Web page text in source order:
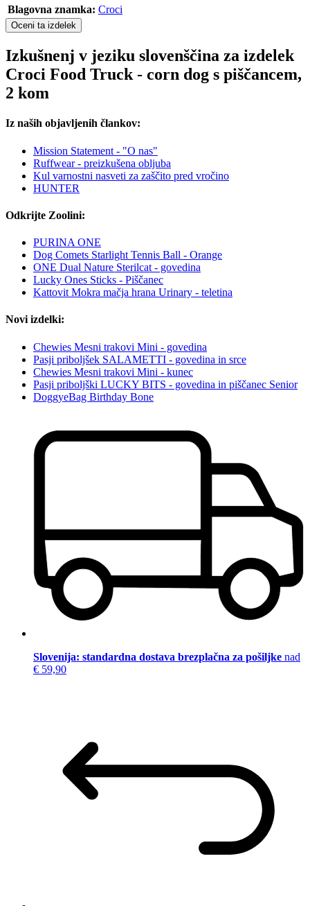
Blagovna znamka: Croci
Oceni ta izdelek
Izkušnenj v jeziku slovenščina za izdelek
Croci Food Truck - corn dog s piščancem,
2 kom
Iz naših objavljenih člankov:
Mission Statement - "O nas"
Ruffwear - preizkušena obljuba
Kul varnostni nasveti za zaščito pred vročino
HUNTER
Odkrijte Zoolini:
PURINA ONE
Dog Comets Starlight Tennis Ball - Orange
ONE Dual Nature Sterilcat - govedina
Lucky Ones Sticks - Piščanec
Kattovit Mokra mačja hrana Urinary - teletina
Novi izdelki:
Chewies Mesni trakovi Mini - govedina
Pasji priboljšek SALAMETTI - govedina in srce
Chewies Mesni trakovi Mini - kunec
Pasji priboljški LUCKY BITS - govedina in piščanec Senior
DoggyeBag Birthday Bone
Slovenija: standardna dostava brezplačna za pošiljke nad
€ 59,90